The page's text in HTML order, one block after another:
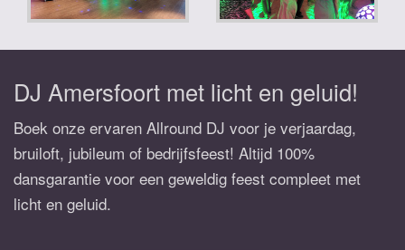
DJ Amersfoort met licht en geluid!
Boek onze ervaren Allround DJ voor je verjaardag,
bruiloft, jubileum of bedrijfsfeest! Altijd 100%
dansgarantie voor een geweldig feest compleet met
licht en geluid.